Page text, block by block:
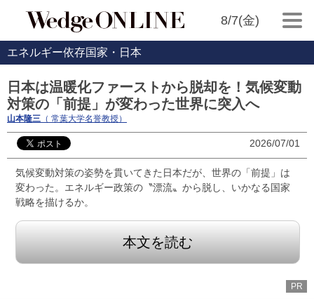
8/7(金)
エネルギー依存国家・日本
日本は温暖化ファーストから脱却を！気候変動
対策の「前提」が変わった世界に突入へ
山本隆三 （ 常葉大学名誉教授）
2026/07/01
気候変動対策の姿勢を貫いてきた日本だが、世界の「前提」は
変わった。エネルギー政策の〝漂流〟から脱し、いかなる国家
戦略を描けるか。
本文を読む
PR